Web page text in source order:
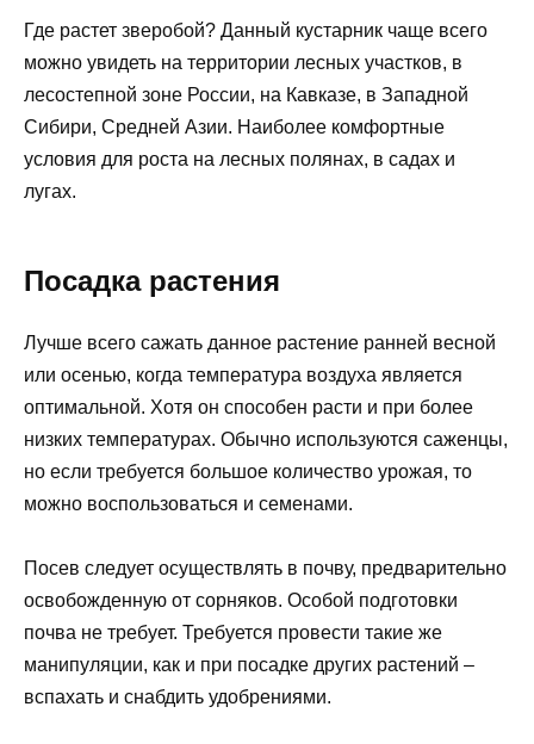
Где растет зверобой? Данный кустарник чаще всего
можно увидеть на территории лесных участков, в
лесостепной зоне России, на Кавказе, в Западной
Сибири, Средней Азии. Наиболее комфортные
условия для роста на лесных полянах, в садах и
лугах.
Посадка растения
Лучше всего сажать данное растение ранней весной
или осенью, когда температура воздуха является
оптимальной. Хотя он способен расти и при более
низких температурах. Обычно используются саженцы,
но если требуется большое количество урожая, то
можно воспользоваться и семенами.
Посев следует осуществлять в почву, предварительно
освобожденную от сорняков. Особой подготовки
почва не требует. Требуется провести такие же
манипуляции, как и при посадке других растений –
вспахать и снабдить удобрениями.